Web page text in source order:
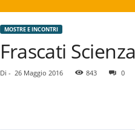
MOSTRE E INCONTRI
Frascati
Di - 26 Maggio 2016 843 0